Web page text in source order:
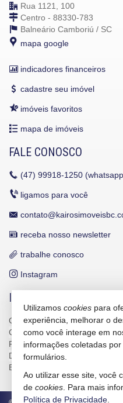
Rua 1121, 100
Centro - 88330-783
Balneário Camboriú / SC
mapa google
indicadores financeiros
cadastre seu imóvel
imóveis favoritos
mapa de imóveis
FALE CONOSCO
(47) 99918-1250
ligamos para você
receba nosso newsletter
trabalhe conosco
Instagram
INDICADORES
CUB /SC
R$ 3.151,24
CUB /SC variação
0,95%
Poupança
0,6738%
Dólar Comercial
Euro
Utilizamos cookies para
experiência, melhorar o
como você interage em
informações coletadas
formulários.
Ao utilizar esse site, você
de cookies . Para mais
Política de Privacidade